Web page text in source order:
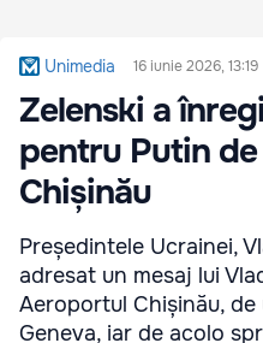
Unimedia 16 iunie 2026, 13:19
Zelenski a
pentru Putin
Chișinău
Președintele Ucrainei,
adresat un mesaj lui
Aeroportul Chișinău,
Geneva, iar de acolo